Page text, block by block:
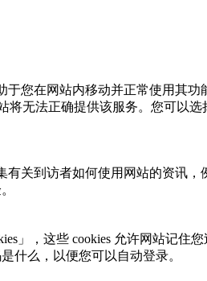
于您在网站内移动并正常使用其功能
无法正确提供该服务。您可以
有关到访者如何使用网站的资讯
」，这些 cookies 允许网站记住您
么，以便您可以自动登录。